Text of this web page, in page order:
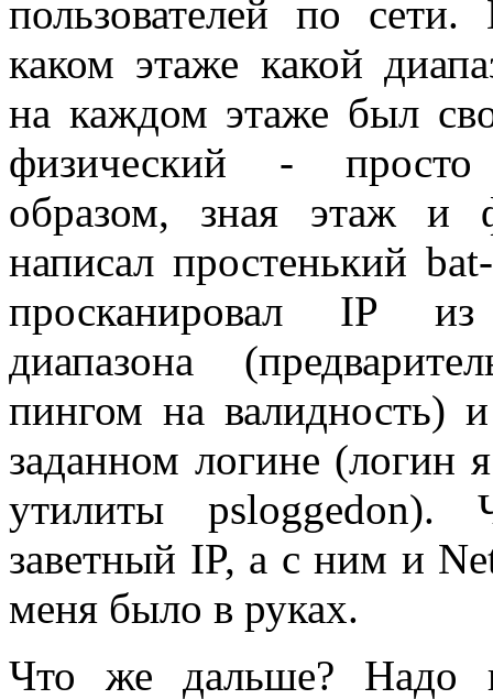
пользователей по
каком этаже какой
на каждом этаже был
физический -
образом, зная этаж и
написал простенький
просканировал IP
диапазона
пингом на валидность)
заданном логине (логин
утилиты psloggedon).
заветный IP, а с ним и
меня было в руках.
Что же дальше? Надо